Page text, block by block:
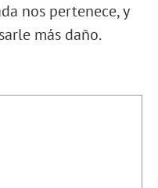
nos pertenece, y
más daño.